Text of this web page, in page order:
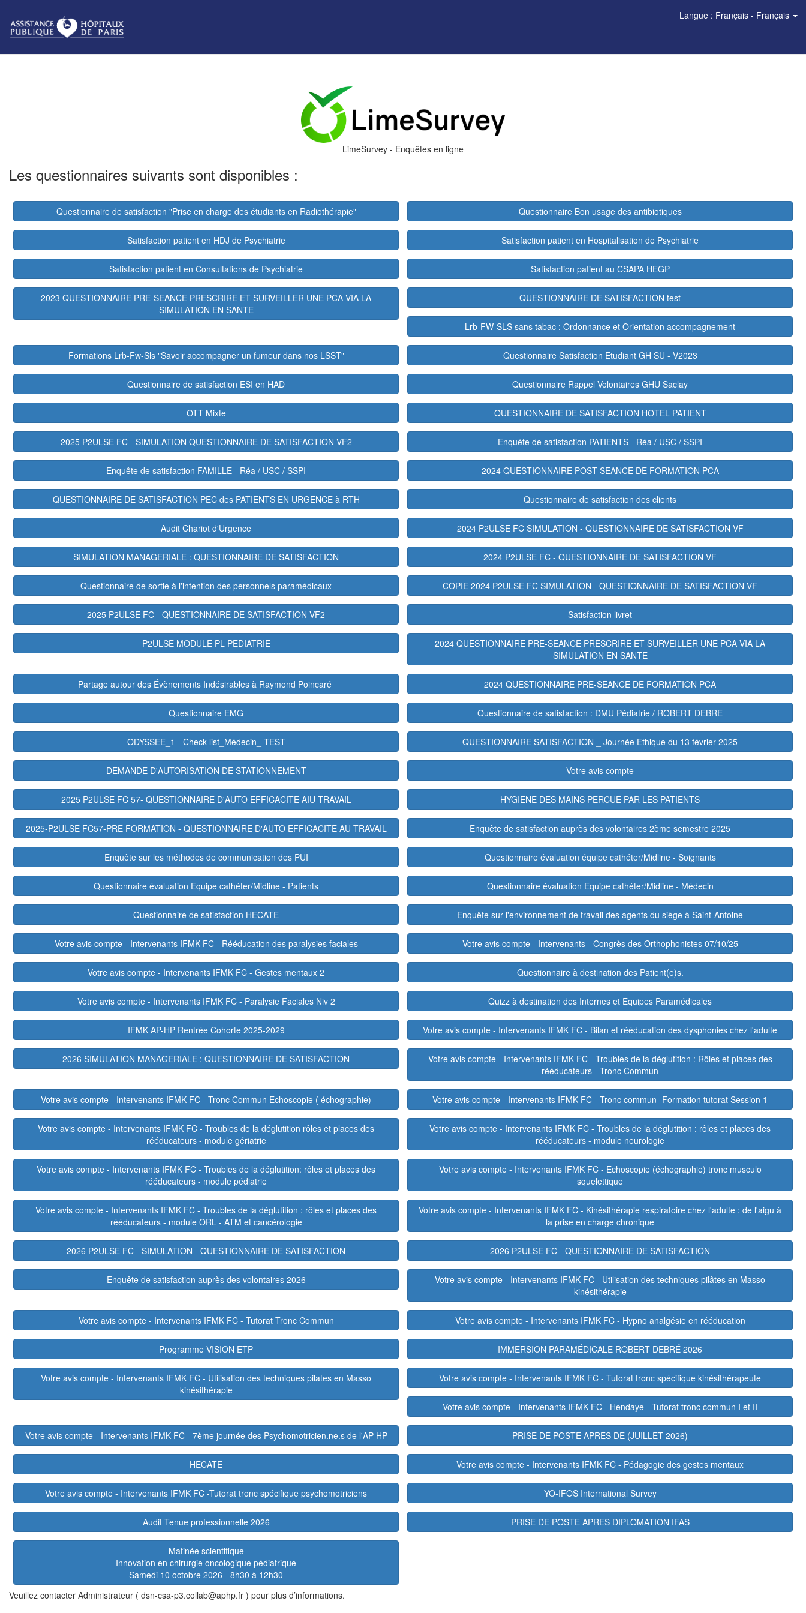
Langue : Français - Français
LimeSurvey - Enquêtes en ligne
Les questionnaires suivants sont disponibles :
Questionnaire de satisfaction "Prise en charge des étudiants en Radiothérapie" Questionnaire Bon usage des antibiotiques
Satisfaction patient en HDJ de Psychiatrie Satisfaction patient en Hospitalisation de Psychiatrie
Satisfaction patient en Consultations de Psychiatrie Satisfaction patient au CSAPA HEGP
2023 QUESTIONNAIRE PRE-SEANCE PRESCRIRE ET SURVEILLER UNE PCA VIA LA
SIMULATION EN SANTE
QUESTIONNAIRE DE SATISFACTION test
Lrb-FW-SLS sans tabac : Ordonnance et Orientation accompagnement
Formations Lrb-Fw-Sls "Savoir accompagner un fumeur dans nos LSST" Questionnaire Satisfaction Etudiant GH SU - V2023
Questionnaire de satisfaction ESI en HAD Questionnaire Rappel Volontaires GHU Saclay
OTT Mixte QUESTIONNAIRE DE SATISFACTION HÔTEL PATIENT
2025 P2ULSE FC - SIMULATION QUESTIONNAIRE DE SATISFACTION VF2 Enquête de satisfaction PATIENTS - Réa / USC / SSPI
Enquête de satisfaction FAMILLE - Réa / USC / SSPI 2024 QUESTIONNAIRE POST-SEANCE DE FORMATION PCA
QUESTIONNAIRE DE SATISFACTION PEC des PATIENTS EN URGENCE à RTH Questionnaire de satisfaction des clients
Audit Chariot d'Urgence 2024 P2ULSE FC SIMULATION - QUESTIONNAIRE DE SATISFACTION VF
SIMULATION MANAGERIALE : QUESTIONNAIRE DE SATISFACTION 2024 P2ULSE FC - QUESTIONNAIRE DE SATISFACTION VF
Questionnaire de sortie à l'intention des personnels paramédicaux COPIE 2024 P2ULSE FC SIMULATION - QUESTIONNAIRE DE SATISFACTION VF
2025 P2ULSE FC - QUESTIONNAIRE DE SATISFACTION VF2 Satisfaction livret
P2ULSE MODULE PL PEDIATRIE
2024 QUESTIONNAIRE PRE-SEANCE PRESCRIRE ET SURVEILLER UNE PCA VIA LA
SIMULATION EN SANTE
Partage autour des Évènements Indésirables à Raymond Poincaré 2024 QUESTIONNAIRE PRE-SEANCE DE FORMATION PCA
Questionnaire EMG Questionnaire de satisfaction : DMU Pédiatrie / ROBERT DEBRE
ODYSSEE_1 - Check-list_Médecin_ TEST QUESTIONNAIRE SATISFACTION _ Journée Ethique du 13 février 2025
DEMANDE D'AUTORISATION DE STATIONNEMENT Votre avis compte
2025 P2ULSE FC 57- QUESTIONNAIRE D'AUTO EFFICACITE AIU TRAVAIL HYGIENE DES MAINS PERCUE PAR LES PATIENTS
2025-P2ULSE FC57-PRE FORMATION - QUESTIONNAIRE D'AUTO EFFICACITE AU TRAVAIL Enquête de satisfaction auprès des volontaires 2ème semestre 2025
Enquête sur les méthodes de communication des PUI Questionnaire évaluation équipe cathéter/Midline - Soignants
Questionnaire évaluation Equipe cathéter/Midline - Patients Questionnaire évaluation Equipe cathéter/Midline - Médecin
Questionnaire de satisfaction HECATE Enquête sur l'environnement de travail des agents du siège à Saint-Antoine
Votre avis compte - Intervenants IFMK FC - Rééducation des paralysies faciales Votre avis compte - Intervenants - Congrès des Orthophonistes 07/10/25
Votre avis compte - Intervenants IFMK FC - Gestes mentaux 2 Questionnaire à destination des Patient(e)s.
Votre avis compte - Intervenants IFMK FC - Paralysie Faciales Niv 2 Quizz à destination des Internes et Equipes Paramédicales
IFMK AP-HP Rentrée Cohorte 2025-2029 Votre avis compte - Intervenants IFMK FC - Bilan et rééducation des dysphonies chez l'adulte
2026 SIMULATION MANAGERIALE : QUESTIONNAIRE DE SATISFACTION
Votre avis compte - Intervenants IFMK FC - Troubles de la déglutition : Rôles et places des
rééducateurs - Tronc Commun
Votre avis compte - Intervenants IFMK FC - Tronc Commun Echoscopie ( échographie) Votre avis compte - Intervenants IFMK FC - Tronc commun- Formation tutorat Session 1
Votre avis compte - Intervenants IFMK FC - Troubles de la déglutition rôles et places des
rééducateurs - module gériatrie
Votre avis compte - Intervenants IFMK FC - Troubles de la déglutition : rôles et places des
rééducateurs - module neurologie
Votre avis compte - Intervenants IFMK FC - Troubles de la déglutition: rôles et places des
rééducateurs - module pédiatrie
Votre avis compte - Intervenants IFMK FC - Echoscopie (échographie) tronc musculo
squelettique
Votre avis compte - Intervenants IFMK FC - Troubles de la déglutition : rôles et places des
rééducateurs - module ORL - ATM et cancérologie
Votre avis compte - Intervenants IFMK FC - Kinésithérapie respiratoire chez l'adulte : de l'aigu à
la prise en charge chronique
2026 P2ULSE FC - SIMULATION - QUESTIONNAIRE DE SATISFACTION 2026 P2ULSE FC - QUESTIONNAIRE DE SATISFACTION
Enquête de satisfaction auprès des volontaires 2026
Votre avis compte - Intervenants IFMK FC - Utilisation des techniques pilâtes en Masso
kinésithérapie
Votre avis compte - Intervenants IFMK FC - Tutorat Tronc Commun Votre avis compte - Intervenants IFMK FC - Hypno analgésie en rééducation
Programme VISION ETP IMMERSION PARAMÉDICALE ROBERT DEBRÉ 2026
Votre avis compte - Intervenants IFMK FC - Utilisation des techniques pilates en Masso
kinésithérapie
Votre avis compte - Intervenants IFMK FC - Tutorat tronc spécifique kinésithérapeute
Votre avis compte - Intervenants IFMK FC - Hendaye - Tutorat tronc commun I et II
Votre avis compte - Intervenants IFMK FC - 7ème journée des Psychomotricien.ne.s de l'AP-HP PRISE DE POSTE APRES DE (JUILLET 2026)
HECATE Votre avis compte - Intervenants IFMK FC - Pédagogie des gestes mentaux
Votre avis compte - Intervenants IFMK FC -Tutorat tronc spécifique psychomotriciens YO-IFOS International Survey
Audit Tenue professionnelle 2026 PRISE DE POSTE APRES DIPLOMATION IFAS
Matinée scientifique
Innovation en chirurgie oncologique pédiatrique
Samedi 10 octobre 2026 - 8h30 à 12h30
Veuillez contacter Administrateur ( dsn-csa-p3.collab@aphp.fr ) pour plus d’informations.